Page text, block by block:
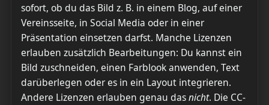
sofort, ob du das Bild z. B. in einem Blog, auf einer
Vereinsseite, in Social Media oder in einer
Präsentation einsetzen darfst. Manche Lizenzen
erlauben zusätzlich Bearbeitungen: Du kannst ein
Bild zuschneiden, einen Farblook anwenden, Text
darüberlegen oder es in ein Layout integrieren.
Andere Lizenzen erlauben genau dasnicht. Die CC-